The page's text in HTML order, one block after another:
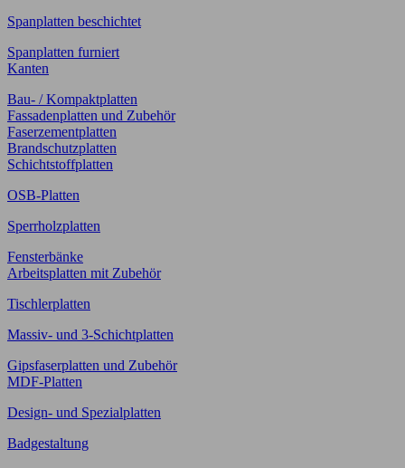
Spanplatten beschichtet
Spanplatten furniert
Kanten
Bau- / Kompaktplatten
Fassadenplatten und Zubehör
Faserzementplatten
Brandschutzplatten
Schichtstoffplatten
OSB-Platten
Sperrholzplatten
Fensterbänke
Arbeitsplatten mit Zubehör
Tischlerplatten
Massiv- und 3-Schichtplatten
Gipsfaserplatten und Zubehör
MDF-Platten
Design- und Spezialplatten
Badgestaltung